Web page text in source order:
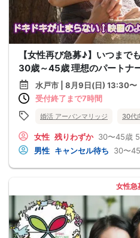
【女性再び急募♪】いつまで
30歳～45歳 理想のパートナ
水戸市 | 8月9日(日) 13:30〜
受付終了まで7時間
婚活 アーバンマリッジ 30代
女性 残りわずか 30〜45歳
男性 キャンセル待ち 30〜
女性急